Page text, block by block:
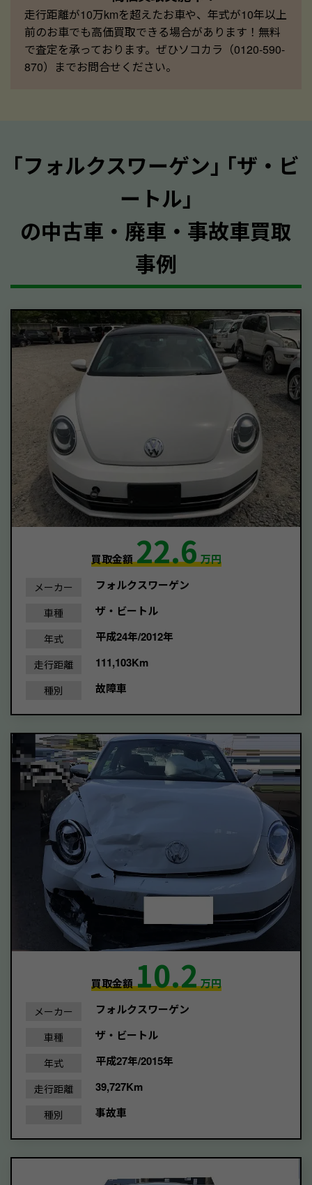
走行距離が10万kmを超えたお車や、年式が10年以上
前のお車でも高価買取できる場合があります！無料
で査定を承っております。ぜひソコカラ（0120-590-
870）までお問合せください。
｢フォルクスワーゲン｣ ｢ザ・ビ
ートル｣
の中古車・廃車・事故車買取
事例
買取金額22.6万円
メーカー フォルクスワーゲン
車種 ザ・ビートル
年式 平成24年/2012年
走行距離 111,103Km
種別 故障車
買取金額10.2万円
メーカー フォルクスワーゲン
車種 ザ・ビートル
年式 平成27年/2015年
走行距離 39,727Km
種別 事故車